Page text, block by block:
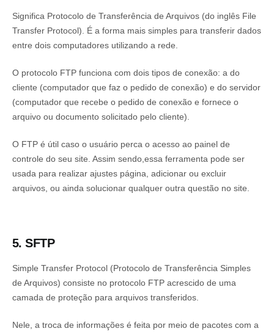
Significa Protocolo de Transferência de Arquivos (do inglês File
Transfer Protocol). É a forma mais simples para transferir dados
entre dois computadores utilizando a rede.
O protocolo FTP funciona com dois tipos de conexão: a do
cliente (computador que faz o pedido de conexão) e do servidor
(computador que recebe o pedido de conexão e fornece o
arquivo ou documento solicitado pelo cliente).
O FTP é útil caso o usuário perca o acesso ao painel de
controle do seu site. Assim sendo,essa ferramenta pode ser
usada para realizar ajustes página, adicionar ou excluir
arquivos, ou ainda solucionar qualquer outra questão no site.
5. SFTP
Simple Transfer Protocol (Protocolo de Transferência Simples
de Arquivos) consiste no protocolo FTP acrescido de uma
camada de proteção para arquivos transferidos.
Nele, a troca de informações é feita por meio de pacotes com a